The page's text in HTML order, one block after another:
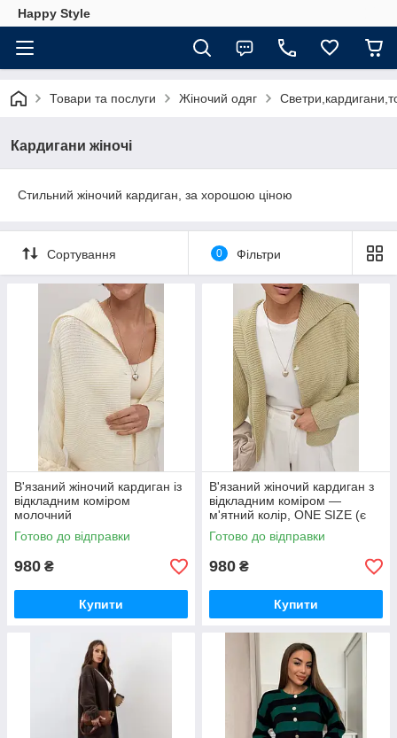
Happy Style
Товари та послуги Жіночий одяг
Кардигани жіночі
Стильний жіночий кардиган, за хорошою ціною
Сортування 0 Фільтри
В'язаний жіночий кардиган із
відкладним коміром
молочний
Готово до відправки
980 ₴
Купити
В'язаний жіночий кардиган з
відкладним коміром —
м'ятний колір, ONE SIZE (є
розміри)
Готово до відправки
980 ₴
Купити